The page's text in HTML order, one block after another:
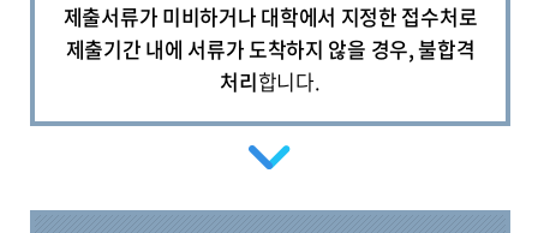
제출서류가 미비하거나 대학에서 지정한 접수처로
제출기간 내에 서류가 도착하지 않을 경우, 불합격
처리합니다.